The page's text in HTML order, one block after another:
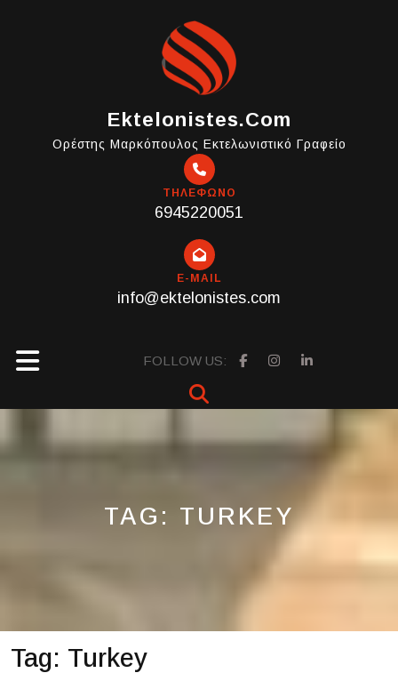
Ektelonistes.com
Ορέστης Μαρκόπουλος Εκτελωνιστικό Γραφείο
ΤΗΛΕΦΩΝΟ
6945220051
E-MAIL
info@ektelonistes.com
Open
FOLLOW US:
TAG: TURKEY
Tag: Turkey